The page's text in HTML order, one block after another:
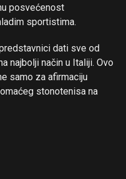
posvećenost
sportistima.
dati sve od
najbolji način u Italiji. Ovo
samo za afirmaciju
stonotenisa na